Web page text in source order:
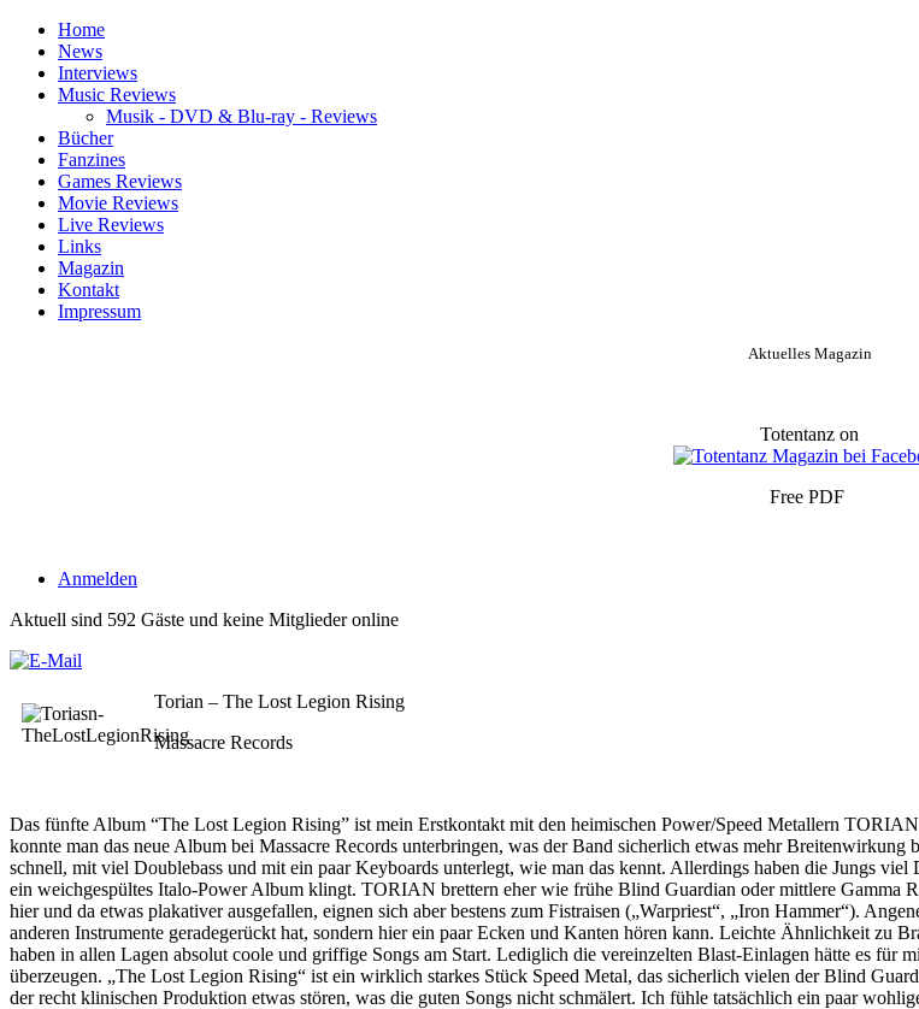
Home
News
Interviews
Music Reviews
Musik - DVD & Blu-ray - Reviews
Bücher
Fanzines
Games Reviews
Movie Reviews
Live Reviews
Links
Magazin
Kontakt
Impressum
Aktuelles Magazin
Totentanz on
Free PDF
Anmelden
Aktuell sind 592 Gäste und keine Mitglieder online
Torian – The Lost Legion Rising
Massacre Records
Das fünfte Album “The Lost Legion Rising” ist mein Erstkontakt mit den heimischen Power/Speed Metallern
konnte man das neue Album bei Massacre Records unterbringen, was der Band sicherlich etwas mehr
schnell, mit viel Doublebass und mit ein paar Keyboards unterlegt, wie man das kennt. Allerdings haben die Jungs
ein weichgespültes Italo-Power Album klingt. TORIAN brettern eher wie frühe Blind Guardian oder mittlere Gamma
hier und da etwas plakativer ausgefallen, eignen sich aber bestens zum Fistraisen („Warpriest“, „Iron Hammer“).
anderen Instrumente geradegerückt hat, sondern hier ein paar Ecken und Kanten hören kann. Leichte Ähnlichkeit zu
haben in allen Lagen absolut coole und griffige Songs am Start. Lediglich die vereinzelten Blast-Einlagen hätte es für
überzeugen. „The Lost Legion Rising“ ist ein wirklich starkes Stück Speed Metal, das sicherlich vielen der Blind
der recht klinischen Produktion etwas stören, was die guten Songs nicht schmälert. Ich fühle tatsächlich ein paar